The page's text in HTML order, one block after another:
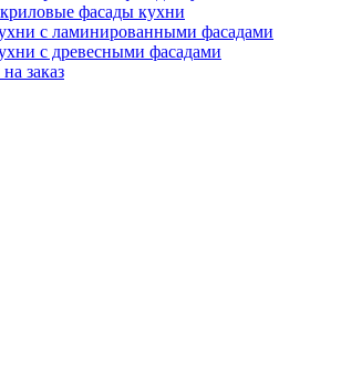
фасады кухни
с ламинированными фасадами
с древесными фасадами
заказ